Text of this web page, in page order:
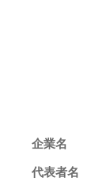
企業名
代表者名